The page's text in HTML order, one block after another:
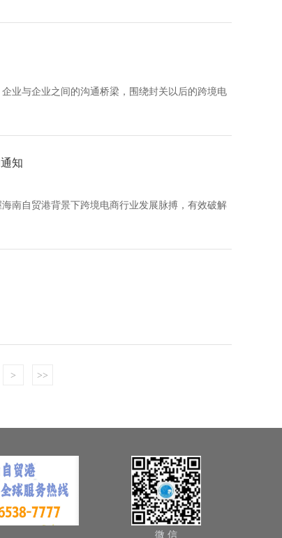
业与企业之间的沟通桥梁，围绕封关以后的跨境电
知
南自贸港背景下跨境电商行业发展脉搏，有效破解
> >>
微 信